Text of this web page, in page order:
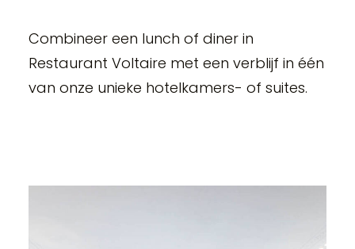
Combineer een lunch of diner in
Restaurant Voltaire met een verblijf in één
van onze unieke hotelkamers- of suites.